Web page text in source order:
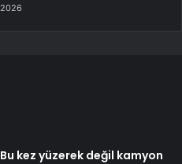
kez yüzerek değil kamyon